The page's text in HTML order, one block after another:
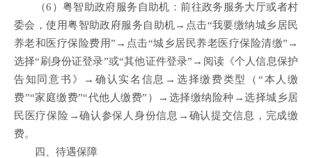
（6）粤智助政府服务自助机：前往政务服务大厅或者村
委会，使用粤智助政府服务自助机→点击“我要缴纳城乡居民
养老和医疗保险费用”→点击“城乡居民养老医疗保险清缴”→
选择“刷身份证登录”或“其他证件登录”→阅读《个人信息保护
告知同意书》→确认实名信息→选择缴费类型（“本人缴
费”“家庭缴费”“代他人缴费”）→选择缴纳险种→选择城乡居
民医疗保险→确认参保人身份信息→确认提交信息，完成缴
费。
四、待遇保障